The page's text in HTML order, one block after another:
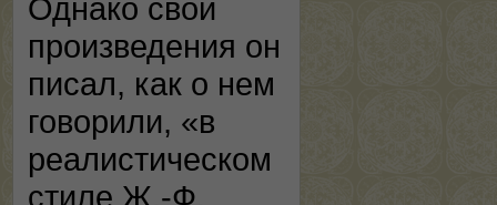
Однако свои
произведения он
писал, как о нем
говорили, «в
реалистическом
стиле Ж.-Ф.